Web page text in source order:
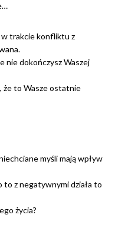
trakcie konfliktu z
nie dokończysz Waszej
to Wasze ostatnie
myśli mają wpływ
to z negatywnymi działa to
życia?